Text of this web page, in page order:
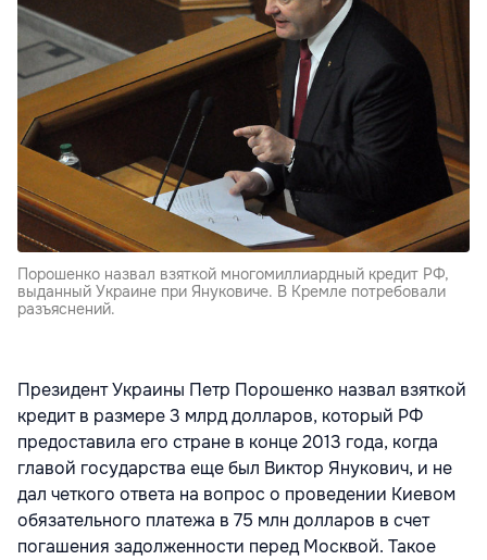
Порошенко назвал взяткой многомиллиардный кредит РФ,
выданный Украине при Януковиче. В Кремле потребовали
разъяснений.
Президент Украины Петр Порошенко назвал взяткой
кредит в размере 3 млрд долларов, который РФ
предоставила его стране в конце 2013 года, когда
главой государства еще был Виктор Янукович, и не
дал четкого ответа на вопрос о проведении Киевом
обязательного платежа в 75 млн долларов в счет
погашения задолженности перед Москвой. Такое